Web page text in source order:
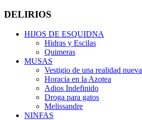
DELIRIOS
HIJOS DE ESQUIDNA
Hidras y Escilas
Quimeras
MUSAS
Vestigio de una realidad nueva
Horacia en la Azotea
Adios Indefinido
Droga para gatos
Melissandre
NINFAS